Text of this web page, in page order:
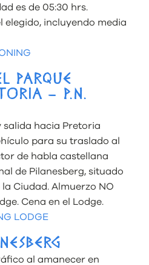
es de 05:30 hrs.
elegido, incluyendo media
PARQUE
– P.N.
salida hacia Pretoria
para su traslado al
de habla castellana
de Pilanesberg, situado
Ciudad. Almuerzo NO
Cena en el Lodge.
LODGE
al amanecer en